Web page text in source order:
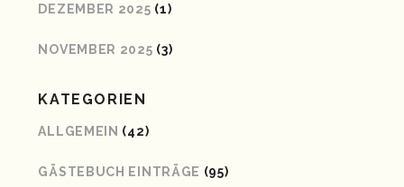
DEZEMBER 2025 (1)
NOVEMBER 2025 (3)
KATEGORIEN
ALLGEMEIN (42)
GÄSTEBUCH EINTRÄGE (95)